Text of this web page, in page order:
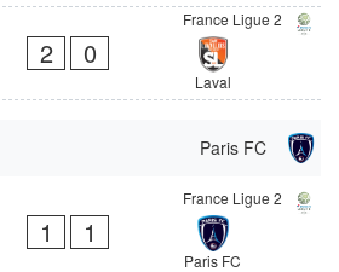
France Ligue 2
2 0
Laval
Paris FC
France Ligue 2
1 1
Paris FC